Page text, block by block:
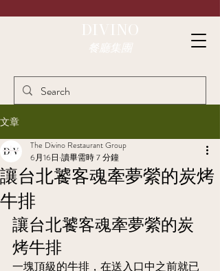
DIVINO
餐廳集團
文章
讓台北饕客魂牽夢縈的炭烤
牛排
The Divino Restaurant Group
6月16日 讀畢需時 7 分鐘
讓台北饕客魂牽夢縈的炭
烤牛排
一塊頂級的牛排，在送入口中之前就已